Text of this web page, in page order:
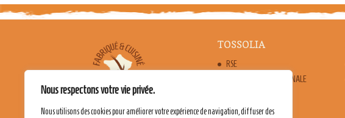
Nous respectons votre vie privée.
Nous utilisons des cookies pour améliorer votre expérience de navigation, diffuser des
TOSSOLIA
RSE
FABRICATION ARTISANALE